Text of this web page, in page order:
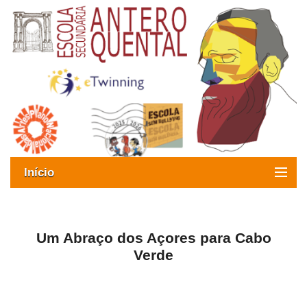
Início
Oferta formativa
Um Abraço dos Açores para Cabo
Verde